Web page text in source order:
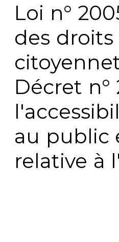
Loi n°
des
Décret n°
au public
relative à